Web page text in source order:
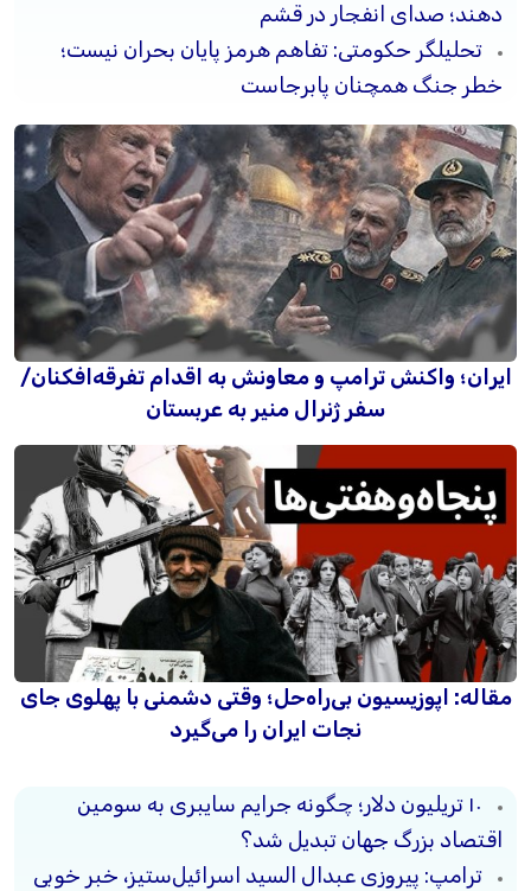
دهند؛ صدای انفجار در قشم
تحلیلگر حکومتی: تفاهم هرمز پایان بحران نیست؛
خطر جنگ همچنان پابرجاست
ایران؛ واکنش ترامپ و معاونش به اقدام تفرقه‌افکنان/
سفر ژنرال منیر به عربستان
مقاله: اپوزیسیون بی‌راه‌حل؛ وقتی دشمنی با پهلوی جای
نجات ایران را می‌گیرد
۱۰ تریلیون دلار؛ چگونه جرایم سایبری به سومین
اقتصاد بزرگ جهان تبدیل شد؟
ترامپ: پیروزی عبدال السید اسرائیل‌ستیز، خبر خوبی